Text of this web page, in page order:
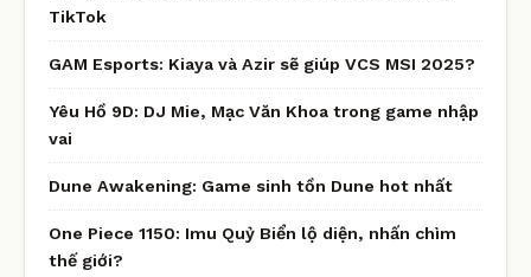
TikTok
GAM Esports: Kiaya và Azir sẽ giúp VCS MSI 2025?
Yêu Hồ 9D: DJ Mie, Mạc Văn Khoa trong game nhập
vai
Dune Awakening: Game sinh tồn Dune hot nhất
One Piece 1150: Imu Quỷ Biển lộ diện, nhấn chìm
thế giới?